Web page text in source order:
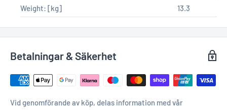
Weight: [kg] 13.3
Betalningar & Säkerhet
Vid genomförande av köp, delas information med vår